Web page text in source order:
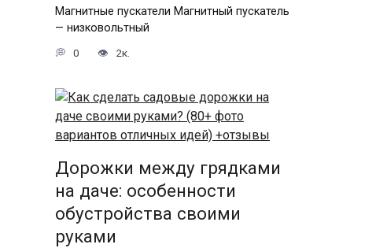
Магнитные пускатели Магнитный пускатель
— низковольтный
0 2к.
Дорожки между грядками
на даче: особенности
обустройства своими
руками